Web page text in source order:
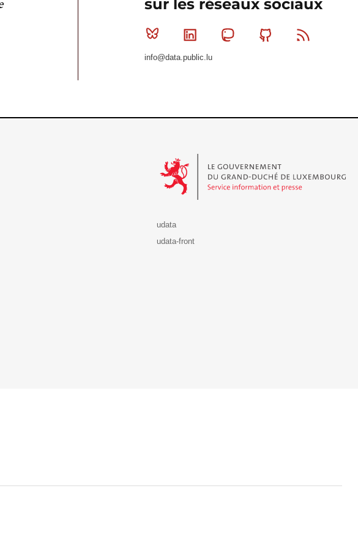
sur les réseaux sociaux
Bluesky Linkedin MastodonGithub
info@data.public.lu
udata
udata-front